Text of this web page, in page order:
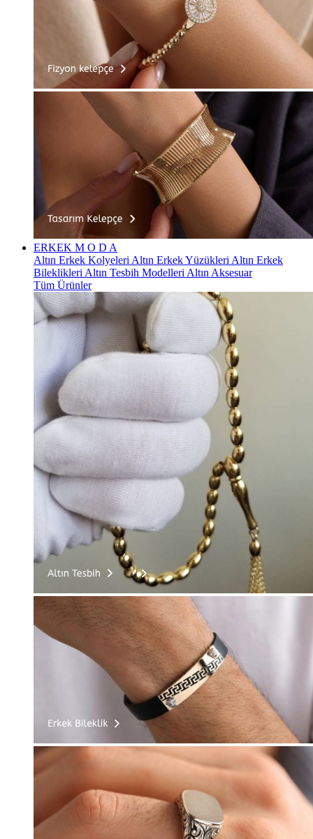
ERKEK M O D A
Altın Erkek Kolyeleri Altın Erkek Yüzükleri Altın Erkek
Bileklikleri Altın Tesbih Modelleri Altın Aksesuar
Tüm Ürünler